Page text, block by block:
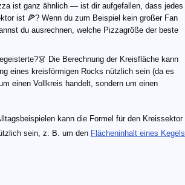
ist ganz ähnlich — ist dir aufgefallen, dass jedes
ist 🍕? Wenn du zum Beispiel kein großer Fan
du ausrechnen, welche Pizzagröße der beste
Die Berechnung der Kreisfläche kann
eines kreisförmigen Rocks nützlich sein (da es
einen Vollkreis handelt, sondern um einen
kann die Formel für den Kreissektor
sein, z. B. um den Flächeninhalt eines Kegels